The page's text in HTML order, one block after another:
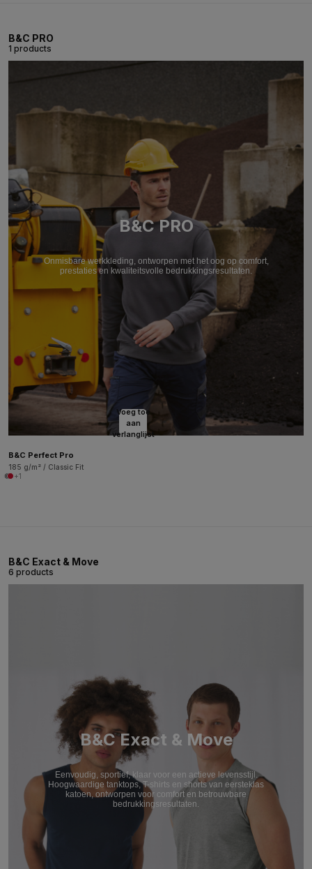
B&C PRO
1 products
B&C PRO
Onmisbare werkkleding, ontworpen met het oog op comfort,
prestaties en kwaliteitsvolle bedrukkingsresultaten.
Voeg toe
aan
verlanglijst
B&C Perfect Pro
185 g/m² / Classic Fit
+1
B&C Exact & Move
6 products
B&C Exact & Move
Eenvoudig, sportief, klaar voor een actieve levensstijl.
Hoogwaardige tanktops, T-shirts en shorts van eersteklas
katoen, ontworpen voor comfort en betrouwbare
bedrukkingsresultaten.